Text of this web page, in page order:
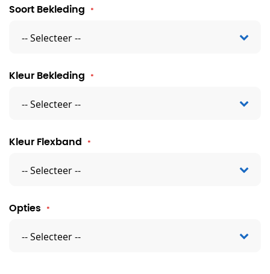
Soort Bekleding
Kleur Bekleding
Kleur Flexband
Opties